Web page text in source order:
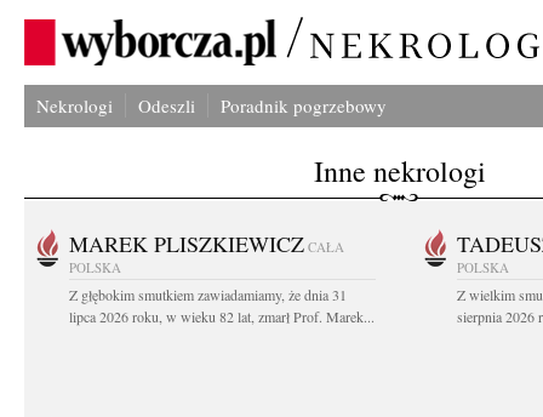
Nekrologi Odeszli Poradnik pogrzebowy
Inne nekrologi
MAREK PLISZKIEWICZ CAŁA
POLSKA
Z głębokim smutkiem zawiadamiamy, że dnia 31
lipca 2026 roku, w wieku 82 lat, zmarł Prof. Marek...
POLSKA
Z wielkim
sierpnia 2026